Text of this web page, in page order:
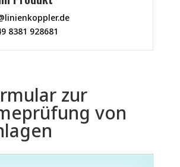
8381 928681
zur
von